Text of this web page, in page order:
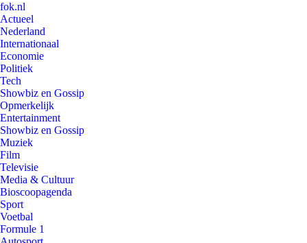
fok.nl
Actueel
Nederland
Internationaal
Economie
Politiek
Tech
Showbiz en Gossip
Opmerkelijk
Entertainment
Showbiz en Gossip
Muziek
Film
Televisie
Media & Cultuur
Bioscoopagenda
Sport
Voetbal
Formule 1